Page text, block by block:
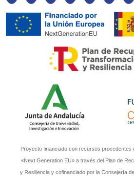
Proyecto financiado con recursos procedentes
«Next Generation EU» a través del Plan de
y Resiliencia y cofinanciado por la Consejería